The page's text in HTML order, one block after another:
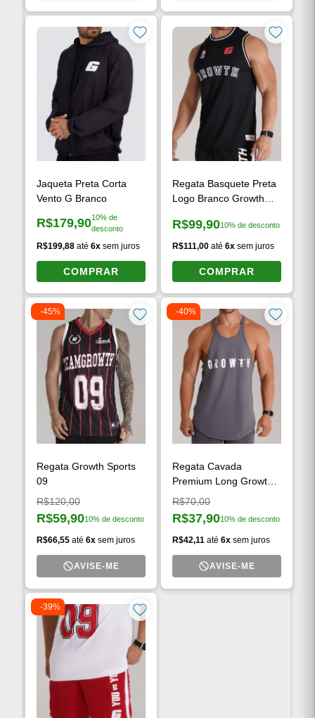
Jaqueta Preta Corta
Vento G Branco
Preço à vista:
R$179,9010% de
desconto
R$199,88 até6x sem juros
COMPRAR
Regata Basquete Preta
Logo Branco Growth
Preço à vista:
R$99,9010% de desconto
R$111,00 até 6x sem juros
COMPRAR
-45%
Regata Growth Sports
09
Preço original:
R$120,00
Preço à vista:
R$59,9010% de desconto
R$66,55 até6x sem juros
AVISE-ME
-40%
Regata Cavada
Premium Long Growth
Man Cinza
Preço original:
R$70,00
Preço à vista:
R$37,9010% de desconto
R$42,11 até 6x sem juros
AVISE-ME
-39%